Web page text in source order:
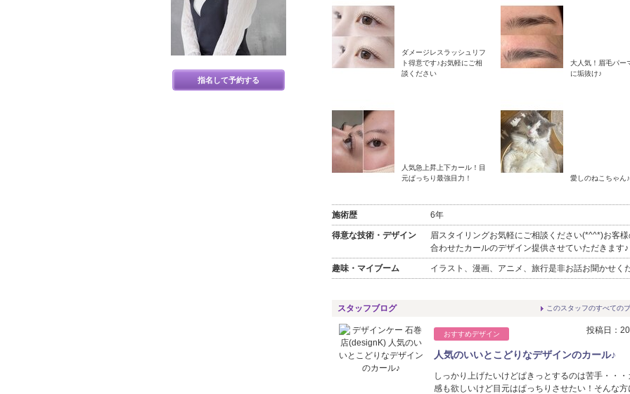
指名して予約する
ダメージレスラッシュリフ
ト得意です♪お気軽にご相
談ください
大人気！眉毛パー
に垢抜け♪
人気急上昇上下カール！目
元ぱっちり最強目力！
愛しのねこちゃん♪
施術歴 6年
得意な技術・デザイン
眉スタイリングお気軽にご相談ください(*^^*)お客
合わせたカールのデザイン提供させていただきます♪
趣味・マイブーム イラスト、漫画、アニメ、旅行是非お話お聞かせく
スタッフブログ このスタッフのすべての
おすすめデザイン 投稿日：
人気のいいとこどりなデザインのカール♪
しっかり上げたいけどぱきっとするのは苦手・・・
感も欲しいけど目元はぱっちりさせたい！そんな方